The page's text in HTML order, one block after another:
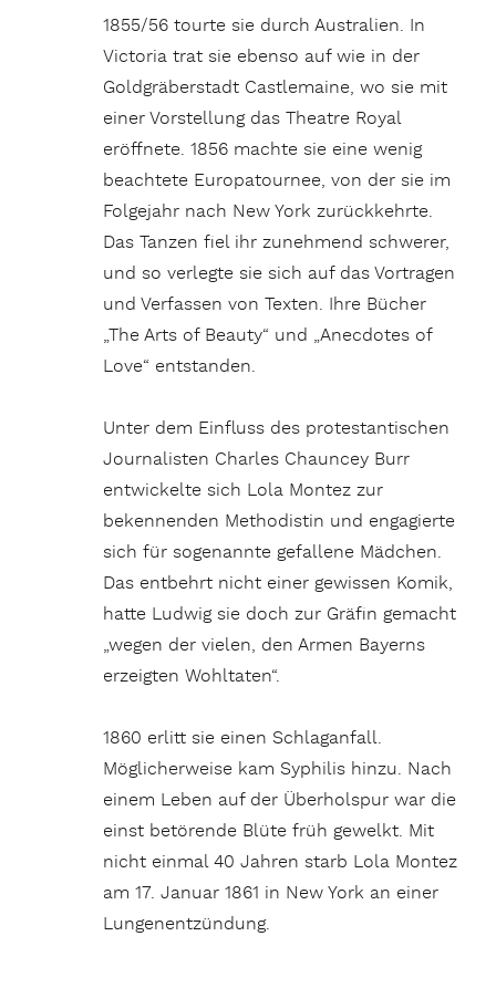
1855/56 tourte sie durch Australien. In
Victoria trat sie ebenso auf wie in der
Goldgräberstadt Castlemaine, wo sie mit
einer Vorstellung das Theatre Royal
eröffnete. 1856 machte sie eine wenig
beachtete Europatournee, von der sie im
Folgejahr nach New York zurückkehrte.
Das Tanzen fiel ihr zunehmend schwerer,
und so verlegte sie sich auf das Vortragen
und Verfassen von Texten. Ihre Bücher
„The Arts of Beauty“ und „Anecdotes of
Love“ entstanden.
Unter dem Einfluss des protestantischen
Journalisten Charles Chauncey Burr
entwickelte sich Lola Montez zur
bekennenden Methodistin und engagierte
sich für sogenannte gefallene Mädchen.
Das entbehrt nicht einer gewissen Komik,
hatte Ludwig sie doch zur Gräfin gemacht
„wegen der vielen, den Armen Bayerns
erzeigten Wohltaten“.
1860 erlitt sie einen Schlaganfall.
Möglicherweise kam Syphilis hinzu. Nach
einem Leben auf der Überholspur war die
einst betörende Blüte früh gewelkt. Mit
nicht einmal 40 Jahren starb Lola Montez
am 17. Januar 1861 in New York an einer
Lungenentzündung.